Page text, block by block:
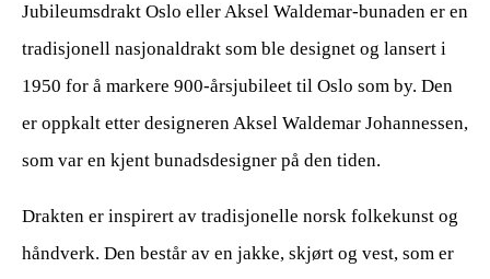
Jubileumsdrakt Oslo eller Aksel Waldemar-bunaden er en
tradisjonell nasjonaldrakt som ble designet og lansert i
1950 for å markere 900-årsjubileet til Oslo som by. Den
er oppkalt etter designeren Aksel Waldemar Johannessen,
som var en kjent bunadsdesigner på den tiden.
Drakten er inspirert av tradisjonelle norsk folkekunst og
håndverk. Den består av en jakke, skjørt og vest, som er